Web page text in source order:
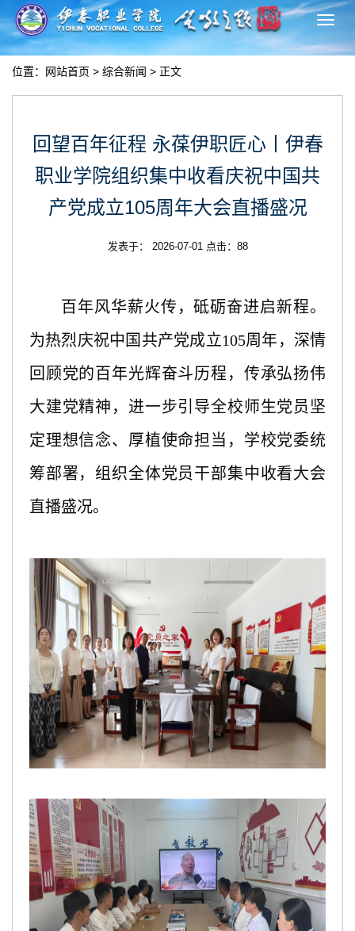
切
换
位置： 网站首页 > 综合新闻 > 正文
回望百年征程 永葆伊职匠心丨伊春
职业学院组织集中收看庆祝中国共
产党成立105周年大会直播盛况
发表于： 2026-07-01 点击： 88
百年风华薪火传，砥砺奋进启新程。
为热烈庆祝中国共产党成立105周年，深情
回顾党的百年光辉奋斗历程，传承弘扬伟
大建党精神，进一步引导全校师生党员坚
定理想信念、厚植使命担当，学校党委统
筹部署，组织全体党员干部集中收看大会
直播盛况。